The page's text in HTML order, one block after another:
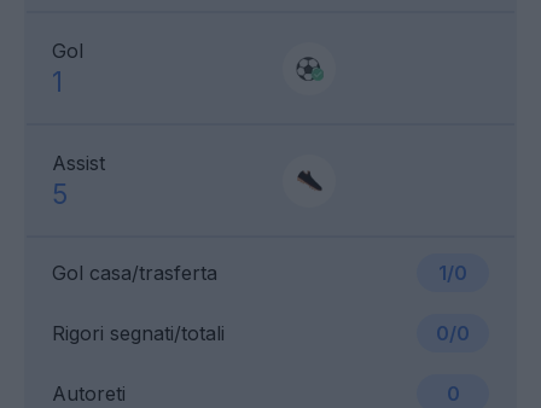
Gol
1
Assist
5
Gol casa/trasferta 1/0
Rigori segnati/totali 0/0
Autoreti 0